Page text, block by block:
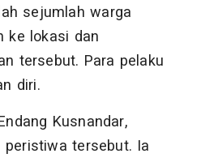
sejumlah warga
ke lokasi dan
tersebut. Para pelaku
diri.
Kusnandar,
peristiwa tersebut. Ia